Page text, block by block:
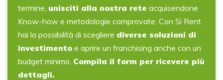
termine, unisciti alla nostra rete acquisendone
Know-how e metodologie comprovate. Con Si Rent
hai la possibilità di scegliere diverse soluzioni di
investimento e aprire un franchising anche con un
budget minimo. Compila il form per ricevere più
dettagli.